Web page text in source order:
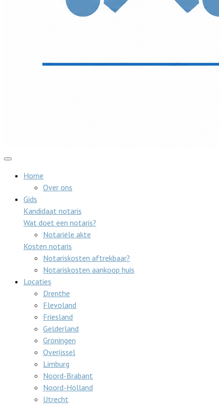
Home
Over ons
Gids
Kandidaat notaris
Wat doet een notaris?
Notariële akte
Kosten notaris
Notariskosten aftrekbaar?
Notariskosten aankoop huis
Locaties
Drenthe
Flevoland
Friesland
Gelderland
Groningen
Overijssel
Limburg
Noord-Brabant
Noord-Holland
Utrecht